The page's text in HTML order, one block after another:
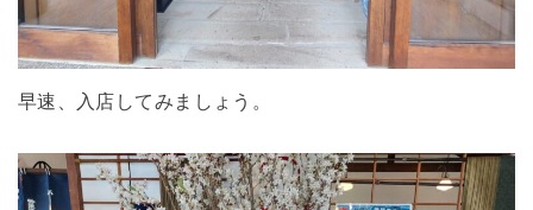
早速、入店してみましょう。